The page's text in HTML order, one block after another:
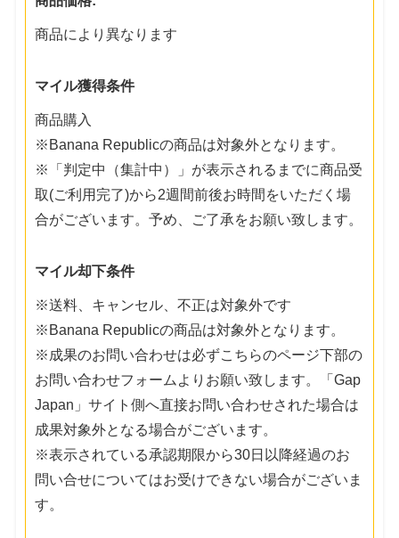
商品により異なります
マイル獲得条件
商品購入
※Banana Republicの商品は対象外となります。
※「判定中（集計中）」が表示されるまでに商品受
取(ご利用完了)から2週間前後お時間をいただく場
合がございます。予め、ご了承をお願い致します。
マイル却下条件
※送料、キャンセル、不正は対象外です
※Banana Republicの商品は対象外となります。
※成果のお問い合わせは必ずこちらのページ下部の
お問い合わせフォームよりお願い致します。「Gap
Japan」サイト側へ直接お問い合わせされた場合は
成果対象外となる場合がございます。
※表示されている承認期限から30日以降経過のお
問い合せについてはお受けできない場合がございま
す。